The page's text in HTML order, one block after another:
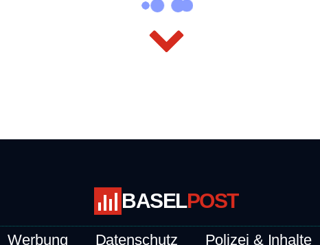
BASELPOST
Werbung Datenschutz Polizei & Inhalte